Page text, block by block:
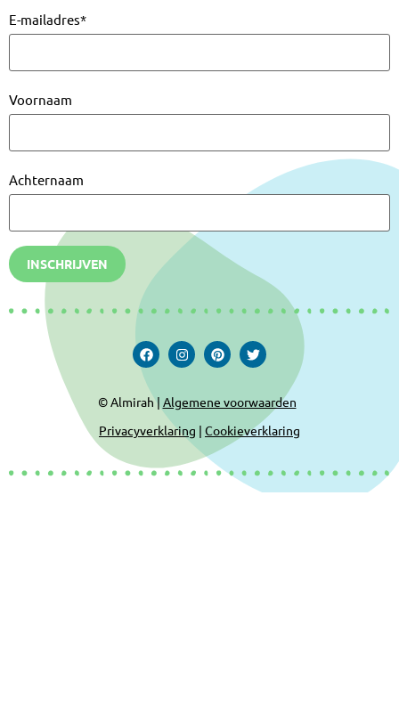
E-mailadres*
Voornaam
Achternaam
INSCHRIJVEN
© Almirah | Algemene voorwaarden
Privacyverklaring | Cookieverklaring